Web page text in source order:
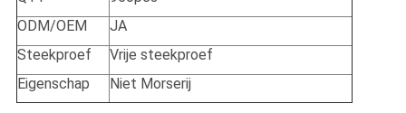
ODM/OEM
JA
Steekproef
Vrije steekproef
Eigenschap
Niet Morserij